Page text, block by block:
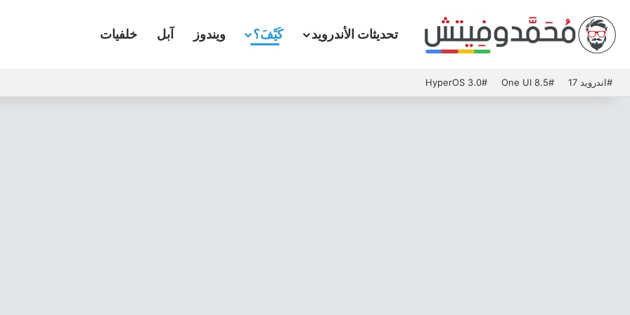
تحديثات الأندرويد كَيْفَ؟ ويندوز آبل خلفيات
#اندرويد 17 #One UI 8.5
#HyperOS 3.0